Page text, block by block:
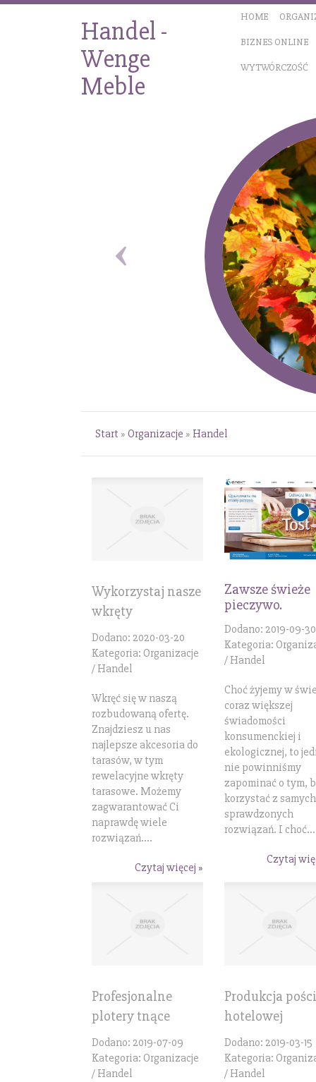
HOME
BIZNES ONLINE
WYTWÓRCZOŚĆ
Handel -
Wenge
Meble
Start » Organizacje » Handel
Wykorzystaj nasze
wkręty
Dodano: 2020-03-20
Kategoria: Organizacje
/ Handel
Wkręć się w naszą
rozbudowaną ofertę.
Znajdziesz u nas
najlepsze akcesoria do
tarasów, w tym
rewelacyjne wkręty
tarasowe. Możemy
zagwarantować Ci
naprawdę wiele
rozwiązań....
Czytaj więcej »
Zawsze świeże
pieczywo.
Dodano: 2019-09-30
Kategoria:
/ Handel
Choć żyjemy w
coraz większej
świadomości
konsumenckiej i
ekologicznej, to
nie powinniśmy
zapominać o tym,
korzystać z samych
sprawdzonych
rozwiązań. I choć...
Czytaj
Profesjonalne
plotery tnące
Dodano: 2019-07-09
Kategoria: Organizacje
/ Handel
Produkcja
hotelowej
Dodano: 2019-03-15
Kategoria:
/ Handel